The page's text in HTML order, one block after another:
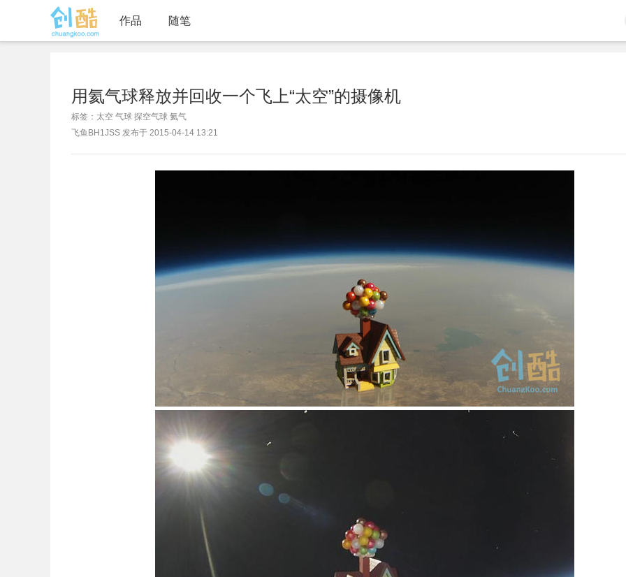
作品 随笔
用氦气球释放并回收一个飞上“太空”的摄像机
标签：太空 气球 探空气球 氦气
飞鱼BH1JSS 发布于 2015-04-14 13:21